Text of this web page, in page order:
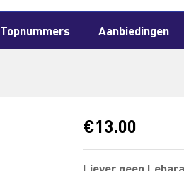
Topnummers Aanbiedingen
€13.00